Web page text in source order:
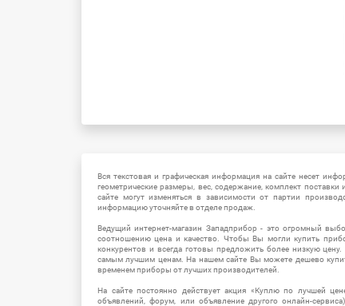
Вся текстовая и графическая информация на сайте несет
геометрические размеры, вес, содержание, комплект
сайте могут изменяться в зависимости от партии
информацию уточняйте в отделе продаж.
Ведущий интернет-магазин Западприбор - это огромный
соотношению цена и качество. Чтобы Вы могли купить
конкурентов и всегда готовы предложить более низкую
самым лучшим ценам. На нашем сайте Вы можете дешево
временем приборы от лучших производителей.
На сайте постоянно действует акция «Куплю по лучшей
объявлений, форум, или объявление другого онлайн-